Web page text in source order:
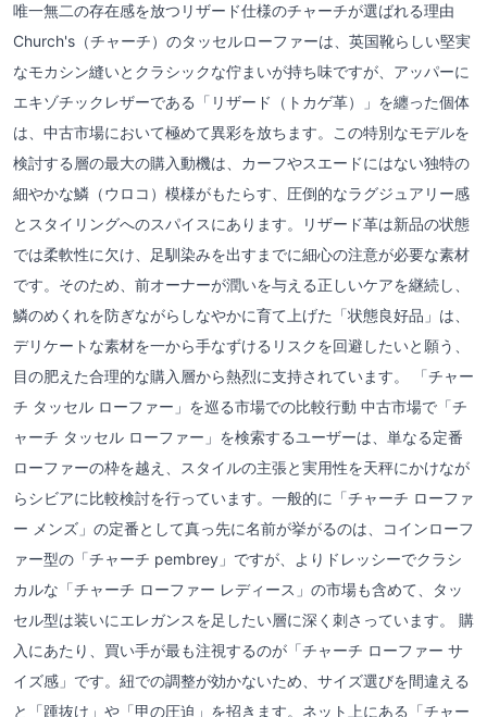
唯一無二の存在感を放つリザード仕様のチャーチが選ばれる理由
Church's（チャーチ）のタッセルローファーは、英国靴らしい堅実
なモカシン縫いとクラシックな佇まいが持ち味ですが、アッパーに
エキゾチックレザーである「リザード（トカゲ革）」を纏った個体
は、中古市場において極めて異彩を放ちます。この特別なモデルを
検討する層の最大の購入動機は、カーフやスエードにはない独特の
細やかな鱗（ウロコ）模様がもたらす、圧倒的なラグジュアリー感
とスタイリングへのスパイスにあります。リザード革は新品の状態
では柔軟性に欠け、足馴染みを出すまでに細心の注意が必要な素材
です。そのため、前オーナーが潤いを与える正しいケアを継続し、
鱗のめくれを防ぎながらしなやかに育て上げた「状態良好品」は、
デリケートな素材を一から手なずけるリスクを回避したいと願う、
目の肥えた合理的な購入層から熱烈に支持されています。 「チャー
チ タッセル ローファー」を巡る市場での比較行動 中古市場で「チ
ャーチ タッセル ローファー」を検索するユーザーは、単なる定番
ローファーの枠を越え、スタイルの主張と実用性を天秤にかけなが
らシビアに比較検討を行っています。一般的に「チャーチ ローファ
ー メンズ」の定番として真っ先に名前が挙がるのは、コインローフ
ァー型の「チャーチ pembrey」ですが、よりドレッシーでクラシ
カルな「チャーチ ローファー レディース」の市場も含めて、タッ
セル型は装いにエレガンスを足したい層に深く刺さっています。 購
入にあたり、買い手が最も注視するのが「チャーチ ローファー サ
イズ感」です。紐での調整が効かないため、サイズ選びを間違える
と「踵抜け」や「甲の圧迫」を招きます。ネット上にある「チャー